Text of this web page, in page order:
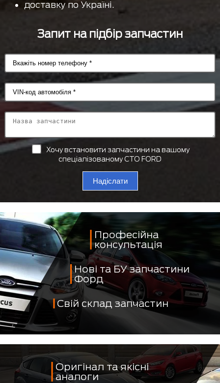
доставку по Україні.
Запит на підбір запчастин
Хочу встановити запчастини на вашому
спеціалізованому СТО FORD
Надіслати
Професійна
консультація
Нові та БУ запчастини
Форд
Свій склад запчастин
Оригінал та якісні
аналоги